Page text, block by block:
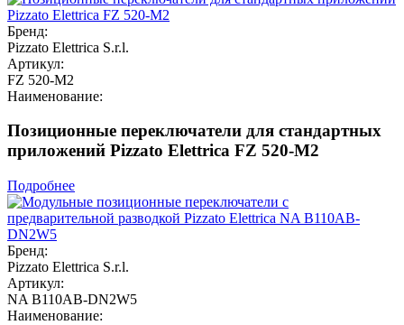
Бренд:
Pizzato Elettrica S.r.l.
Артикул:
FZ 520-M2
Наименование:
Позиционные переключатели для стандартных
приложений Pizzato Elettrica FZ 520-M2
Подробнее
Бренд:
Pizzato Elettrica S.r.l.
Артикул:
NA B110AB-DN2W5
Наименование: